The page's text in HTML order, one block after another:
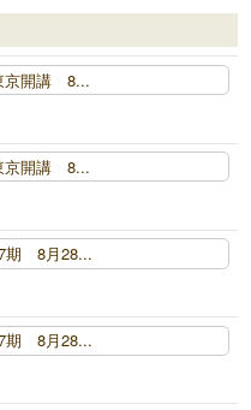
京開講 8...
京開講 8...
期 8月28...
期 8月28...